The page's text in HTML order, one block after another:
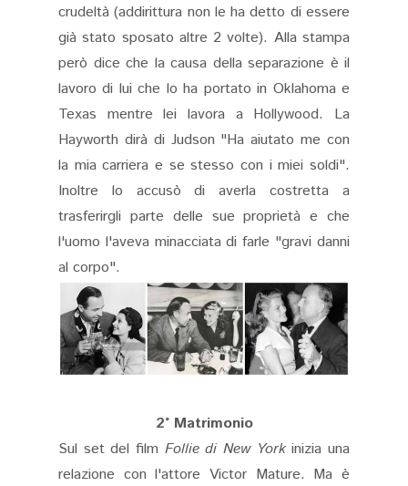
crudeltà (addirittura non le ha detto di essere
già stato sposato altre 2 volte). Alla stampa
però dice che la causa della separazione è il
lavoro di lui che lo ha portato in Oklahoma e
Texas mentre lei lavora a Hollywood. La
Hayworth dirà di Judson "Ha aiutato me con
la mia carriera e se stesso con i miei soldi".
Inoltre lo accusò di averla costretta a
trasferirgli parte delle sue proprietà e che
l'uomo l'aveva minacciata di farle "gravi danni
al corpo".
2° Matrimonio
Sul set del film Follie di New Yorkinizia una
relazione con l'attore Victor Mature. Ma è